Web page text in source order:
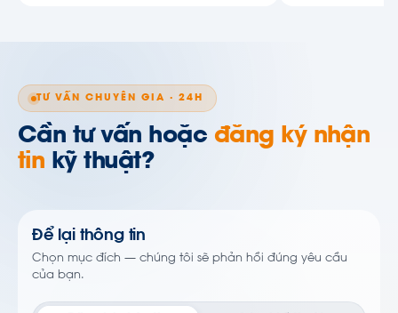
TƯ VẤN CHUYÊN GIA · 24H
Cần tư vấn hoặc đăng ký nhận
tin kỹ thuật?
Để lại thông tin
Chọn mục đích — chúng tôi sẽ phản hồi đúng yêu cầu
của bạn.